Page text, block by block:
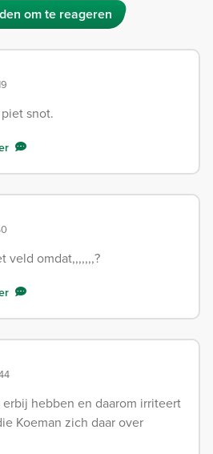
om te reageren
snot.
veld omdat,,,,,,,?
hebben en daarom irriteert
Koeman zich daar over